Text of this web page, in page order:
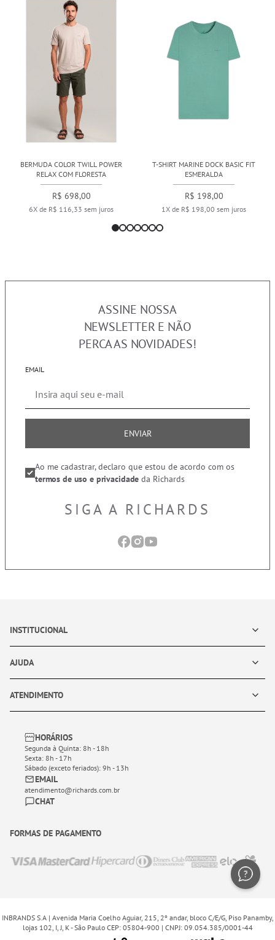
BERMUDA COLOR TWILL POWER
RELAX COM FLORESTA
R$ 698,00
6X de R$ 116,33 sem juros
T-SHIRT MARINE DOCK BASIC FIT
ESMERALDA
R$ 198,00
1X de R$ 198,00 sem juros
ASSINE NOSSA
NEWSLETTER E NÃO
PERCA AS NOVIDADES!
EMAIL
ENVIAR
Ao me cadastrar, declaro que estou de acordo com os
termos de uso e privacidade da Richards
SIGA A RICHARDS
INSTITUCIONAL
AJUDA
ATENDIMENTO
HORÁRIOS
Segunda à Quinta: 8h - 18h
Sexta: 8h - 17h
Sábado (exceto feriados): 9h - 13h
EMAIL
atendimento@richards.com.br
CHAT
FORMAS DE PAGAMENTO
INBRANDS S.A | Avenida Maria Coelho Aguiar, 215, 2º andar, bloco C/E/G, Piso Panamby,
lojas 102, I, J, K - São Paulo CEP: 05804-900 | CNPJ: 09.054.385/0001-44